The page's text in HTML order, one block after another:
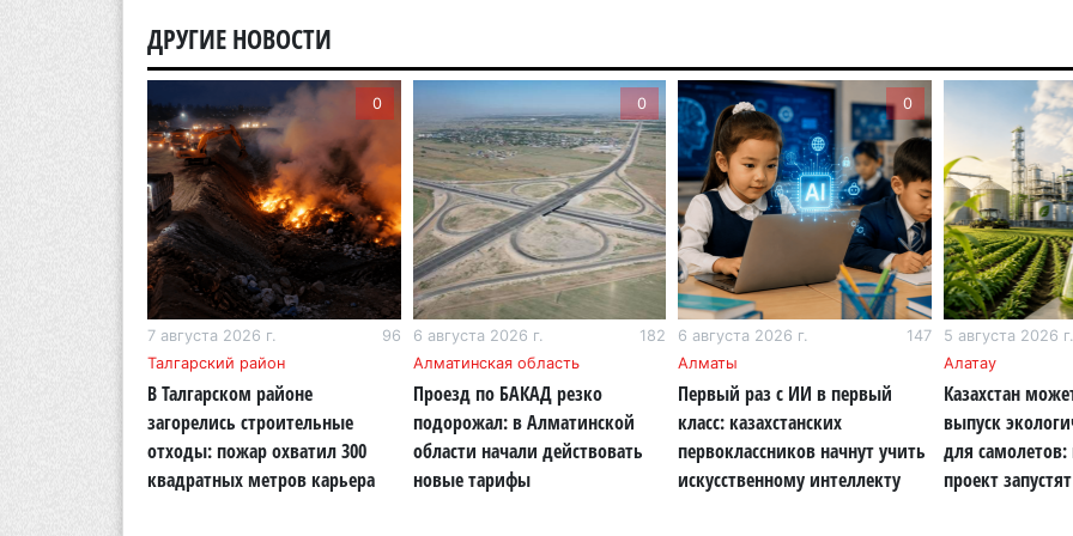
6
6
6
ДРУГИЕ НОВОСТИ
0
7 августа 2026 г.
96
Талгарский район
В Талгарском районе
загорелись строительные
отходы: пожар охватил 300
квадратных метров карьера
0
6 августа 2026 г.
182
Алматинская область
Проезд по БАКАД резко
подорожал: в Алматинской
области начали действовать
новые тарифы
0
6 августа 2026 г.
147
Алматы
Первый раз с ИИ в первый
класс: казахстанских
первоклассников начнут учить
искусственному интеллекту
5 августа 2026 г.
Алатау
Казахстан
выпуск
для
проект